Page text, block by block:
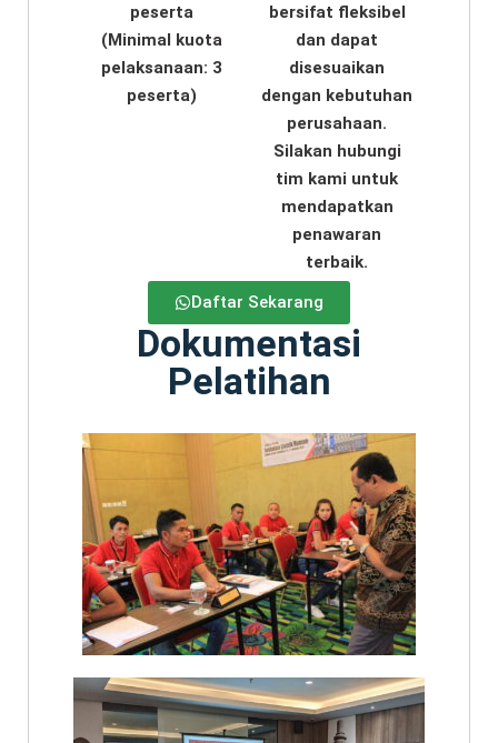
peserta
(Minimal kuota
pelaksanaan: 3
peserta)
bersifat fleksibel
dan dapat
disesuaikan
dengan kebutuhan
perusahaan.
Silakan hubungi
tim kami untuk
mendapatkan
penawaran
terbaik.
Daftar Sekarang
Dokumentasi
Pelatihan